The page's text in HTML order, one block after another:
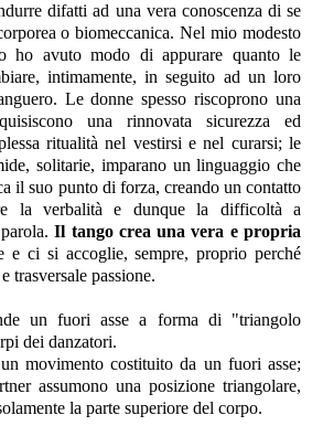
difatti ad una vera conoscenza di se
o biomeccanica. Nel mio modesto
ho avuto modo di appurare quanto le
intimamente, in seguito ad un loro
Le donne spesso riscoprono una
una rinnovata sicurezza ed
ritualità nel vestirsi e nel curarsi; le
solitarie, imparano un linguaggio che
il suo punto di forza, creando un contatto
la verbalità e dunque la difficoltà a
parola.Il tango crea una vera e propria
e ci si accoglie, sempre, proprio perché
trasversale passione.
un fuori asse a forma di "triangolo
dei danzatori.
movimento costituito da un fuori asse;
assumono una posizione triangolare,
la parte superiore del corpo.